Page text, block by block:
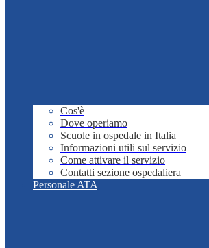
Cos'è
Dove operiamo
Scuole in ospedale in Italia
Informazioni utili sul servizio
Come attivare il servizio
Contatti sezione ospedaliera
Personale ATA